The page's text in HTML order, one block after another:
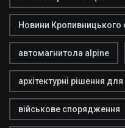
Новини Кропивницького
автомагнитола alpine
архітектурні рішення
військове спорядження